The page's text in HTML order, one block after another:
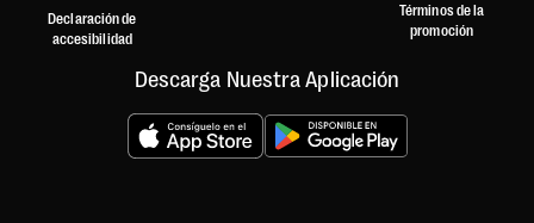
Declaración de
accesibilidad
Términos de la
promoción
Descarga Nuestra Aplicación